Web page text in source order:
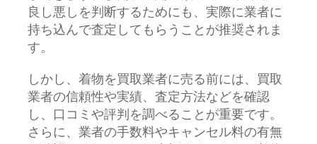
良し悪しを判断するためにも、実際に業者に
持ち込んで査定してもらうことが推奨されま
す。
しかし、着物を買取業者に売る前には、買取
業者の信頼性や実績、査定方法などを確認
し、口コミや評判を調べることが重要です。
さらに、業者の手数料やキャンセル料の有無